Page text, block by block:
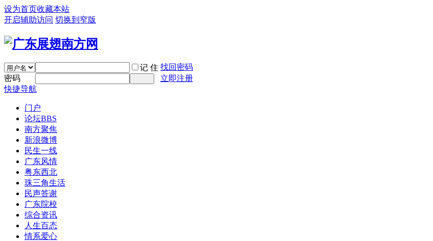
设为首页收藏本站
开启辅助访问 切换到窄版
记 住 找回密码
密码
立即注册
快捷导航
门户
论坛BBS
南方聚焦
新浪微博
民生一线
广东风情
粤东西北
珠三角生活
民声答谢
广东院校
综合资讯
人生百态
情系爱心